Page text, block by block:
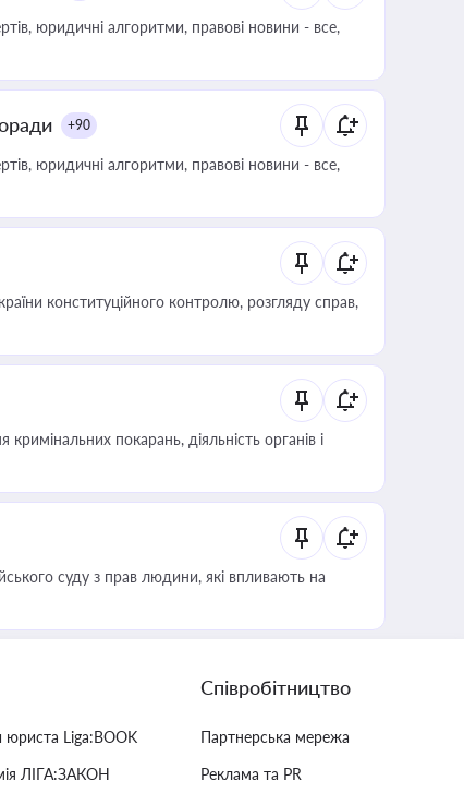
юридичні алгоритми, правові новини - все,
+90
юридичні алгоритми, правові новини - все,
конституційного контролю, розгляду справ,
покарань, діяльність органів і
суду з прав людини, які впливають на
юриста Liga:BOOK
ЛІГА:ЗАКОН
Співробітництво
Партнерська мережа
Реклама та PR